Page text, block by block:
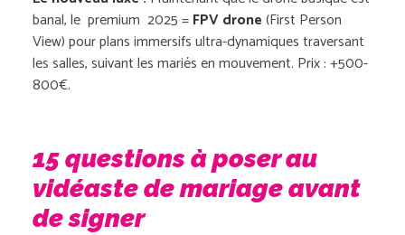
banal, le premium 2025 =FPV drone(First Person
View) pour plans immersifs ultra-dynamiques traversant
les salles, suivant les mariés en mouvement. Prix : +500-
800€.
15 questions à poser au
vidéaste de mariage avant
de signer